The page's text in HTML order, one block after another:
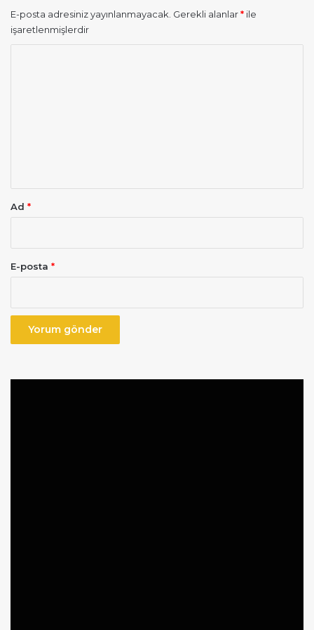
E-posta adresiniz yayınlanmayacak. Gerekli alanlar* ile
işaretlenmişlerdir
Ad *
E-posta *